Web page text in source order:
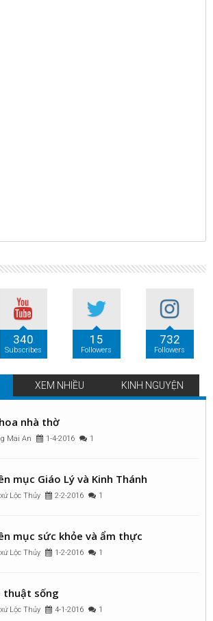
340
Subscribes
15
Followers
732
Followers
XEM NHIỀU KINH NGUYỆN
nhà thờ
Mai An 1-4-2016 1
mục Giáo Lý và Kinh Thánh
Lộc Thủy 2-2-2016 1
mục sức khỏe và ẩm thực
Lộc Thủy 1-2-2016 1
thuật sống
Lộc Thủy 4-1-2016 1